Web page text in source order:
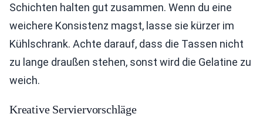
Schichten halten gut zusammen. Wenn du eine
weichere Konsistenz magst, lasse sie kürzer im
Kühlschrank. Achte darauf, dass die Tassen nicht
zu lange draußen stehen, sonst wird die Gelatine zu
weich.
Kreative Serviervorschläge